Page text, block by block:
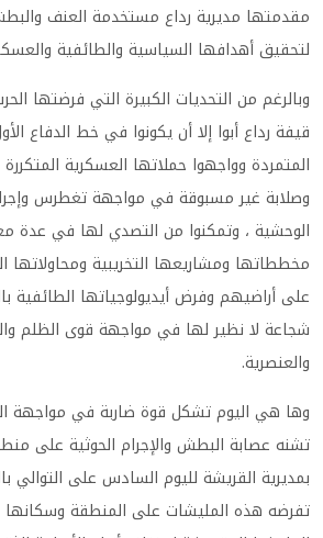
مقدمتها مديرية رداع مستخدمة العنف
لتحقيق أهدافها السياسية والطائفية
وبالرغم من التحديات الكبيرة التي فرضتها
قيفة رداع أبوا إلا أن يكونوا في خط الدفاع
المتمردة وواجهوا حملاتها العسكرية
وصلابة غير مسبوقة في مواجهة تغطرس
الوحشية ، وتمكنوا من التصدي لها في عدة
مخططاتها ومشاريعها التخريبية ومحاولاتها
على أراضيهم وفرض أيديولوجياتها الطائفية
شجاعة لا نظير لها في مواجهة قوى الظلم
والعنصرية.
وها هي اليوم تشكل قوة ضاربة في مواجهة
تشنه عصابة البطش والإجرام الحوثية على
بمديرية القريشة لليوم السادس على التوالي
تفرضه هذه المليشات على المنطقة وسكانها